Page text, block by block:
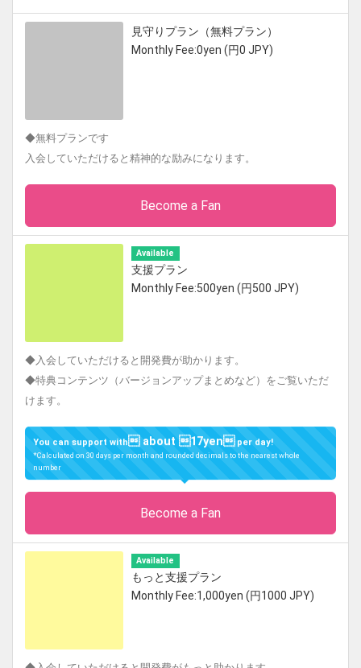
見守りプラン（無料プラン）
Monthly Fee:0yen (円0 JPY)
◆無料プランです
入会していただけると精神的な励みになります。
Become a Fan
Available
支援プラン
Monthly Fee:500yen (円500 JPY)
◆入会していただけると開発費が助かります。
◆特典コンテンツ（バージョンアップまとめなど）をご覧いただ
けます。
You can support with about 17yenper day!
*Calculated on 30 days per month and rounded decimals to the nearest whole
number
Become a Fan
Available
もっと支援プラン
Monthly Fee:1,000yen (円1000 JPY)